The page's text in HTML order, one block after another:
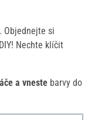
Objednejte si
Nechte klíčit
a vneste barvy do